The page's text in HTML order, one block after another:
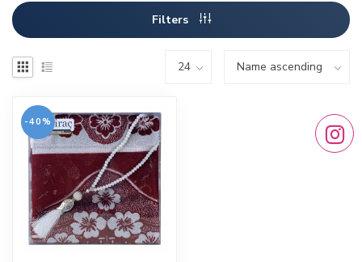
Filters
-40%